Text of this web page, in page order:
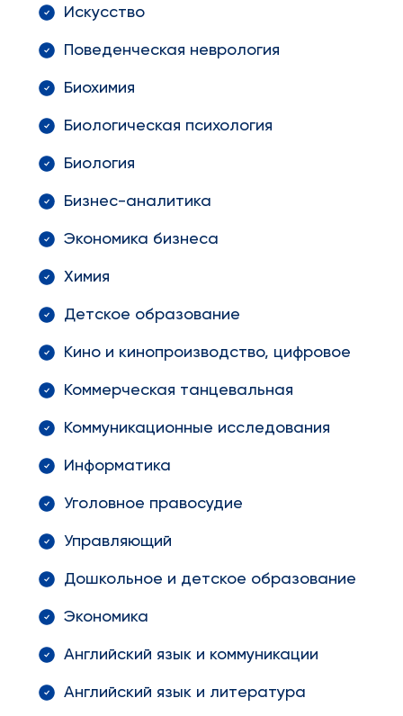
Искусство
Поведенческая неврология
Биохимия
Биологическая психология
Биология
Бизнес-аналитика
Экономика бизнеса
Химия
Детское образование
Кино и кинопроизводство, цифровое
Коммерческая танцевальная
Коммуникационные исследования
Информатика
Уголовное правосудие
Управляющий
Дошкольное и детское образование
Экономика
Английский язык и коммуникации
Английский язык и литература